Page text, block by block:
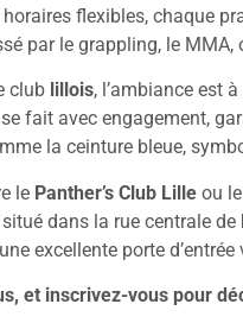
horaires flexibles, chaque
par le grappling, le
club lillois, l’ambiance est
se fait avec engagement,
la ceinture bleue,
le Panther’s Club Lille ou le
dans la rue centrale de
excellente porte
et inscrivez-vous pour